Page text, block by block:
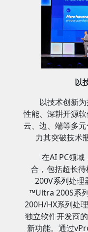
以
以技术创新
性能、深耕开源
云、边、端等多
力其突破技术
在AI PC领
合，包括超长
200V系列处
™Ultra 200S系
200H/HX系列处
独立软件开发商
新功能。通过